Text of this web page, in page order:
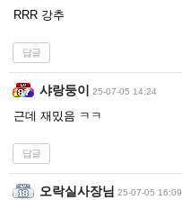
RRR 강추
답글
샤랑둥이 25-07-05 14:24
근데 재밌음 ㅋㅋ
답글
오락실사장님 25-07-05 16:09